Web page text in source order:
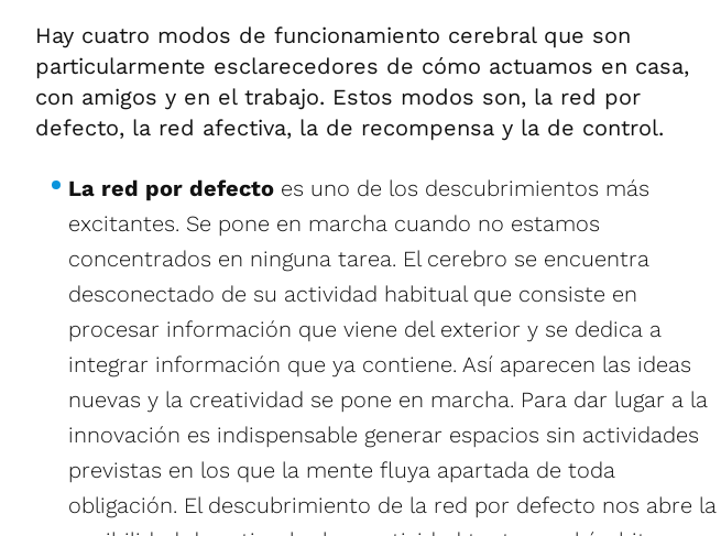
Hay cuatro modos de funcionamiento cerebral que son
particularmente esclarecedores de cómo actuamos en casa,
con amigos y en el trabajo. Estos modos son, la red por
defecto, la red afectiva, la de recompensa y la de control.
La red por defecto es uno de los descubrimientos más
excitantes. Se pone en marcha cuando no estamos
concentrados en ninguna tarea. El cerebro se encuentra
desconectado de su actividad habitual que consiste en
procesar información que viene del exterior y se dedica a
integrar información que ya contiene. Así aparecen las ideas
nuevas y la creatividad se pone en marcha. Para dar lugar a la
innovación es indispensable generar espacios sin actividades
previstas en los que la mente fluya apartada de toda
obligación. El descubrimiento de la red por defecto nos abre la